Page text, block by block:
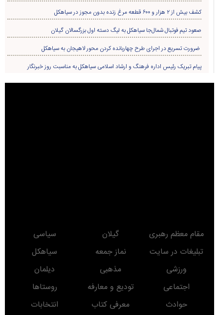
کشف بیش از ۲ هزار و ۶۰۰ قطعه مرغ زنده بدون مجوز در سیاهکل
صعود تیم فوتبال شمال‌جا‌ سیاهکل به لیگ دسته اول بزرگسالان گیلان
ضرورت تسریع در اجرای طرح چهاربانده کردن محور لاهیجان به سیاهکل
پیام تبریک رئیس اداره فرهنگ و ارشاد اسلامی سیاهکل به مناسبت روز خبرنگار
مقام معظم رهبری گیلان
سیاسی
تبلیغات در سایت
نماز جمعه
سیاهکل
ورزشی
مذهبی
دیلمان
اجتماعی
تودیع و معارفه
روستاها
حوادث
معرفی کتاب
انتخابات